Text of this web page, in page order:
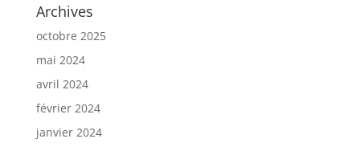
Archives
octobre 2025
mai 2024
avril 2024
février 2024
janvier 2024